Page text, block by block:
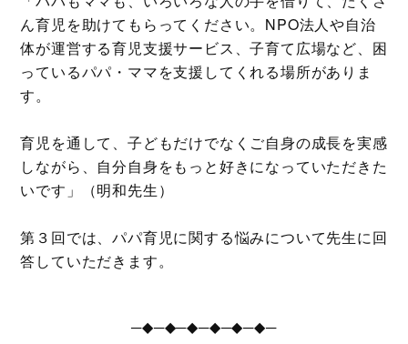
ん育児を助けてもらってください。NPO法人や自治
体が運営する育児支援サービス、子育て広場など、困
っているパパ・ママを支援してくれる場所がありま
す。
育児を通して、子どもだけでなくご自身の成長を実感
しながら、自分自身をもっと好きになっていただきた
いです」（明和先生）
第３回では、パパ育児に関する悩みについて先生に回
答していただきます。
─◆─◆─◆─◆─◆─◆─